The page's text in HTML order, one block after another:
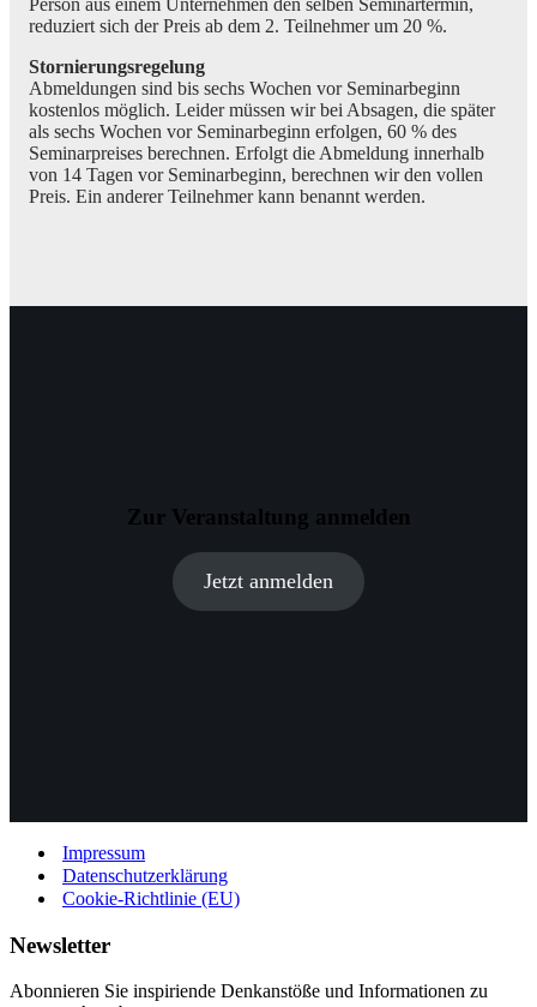
Person aus einem Unternehmen den selben Seminartermin,
reduziert sich der Preis ab dem 2. Teilnehmer um 20 %.
Stornierungsregelung
Abmeldungen sind bis sechs Wochen vor Seminarbeginn
kostenlos möglich. Leider müssen wir bei Absagen, die später
als sechs Wochen vor Seminarbeginn erfolgen, 60 % des
Seminarpreises berechnen. Erfolgt die Abmeldung innerhalb
von 14 Tagen vor Seminarbeginn, berechnen wir den vollen
Preis. Ein anderer Teilnehmer kann benannt werden.
Zur Veranstaltung anmelden
Jetzt anmelden
Impressum
Datenschutzerklärung
Cookie-Richtlinie (EU)
Newsletter
Abonnieren Sie inspiriende Denkanstöße und Informationen zu